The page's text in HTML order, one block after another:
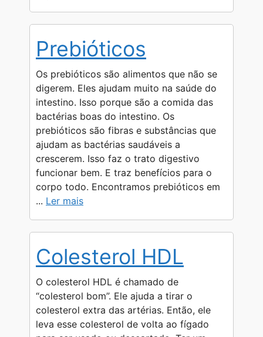
Prebióticos
Os prebióticos são alimentos que não se
digerem. Eles ajudam muito na saúde do
intestino. Isso porque são a comida das
bactérias boas do intestino. Os
prebióticos são fibras e substâncias que
ajudam as bactérias saudáveis a
crescerem. Isso faz o trato digestivo
funcionar bem. E traz benefícios para o
corpo todo. Encontramos prebióticos em
... Ler mais
Colesterol HDL
O colesterol HDL é chamado de
“colesterol bom”. Ele ajuda a tirar o
colesterol extra das artérias. Então, ele
leva esse colesterol de volta ao fígado